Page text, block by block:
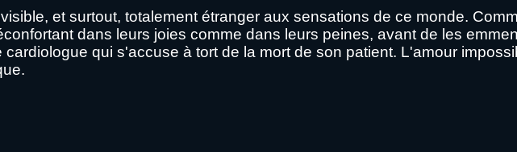
et surtout, totalement étranger aux sensations de ce monde.
dans leurs joies comme dans leurs peines, avant de les
qui s'accuse à tort de la mort de son patient. L'amour